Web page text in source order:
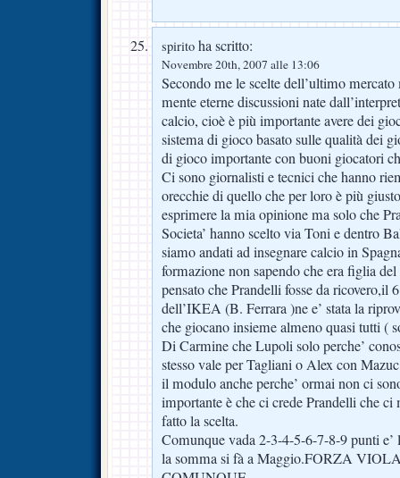
spirito ha scritto:
Novembre 20th, 2007 alle 13:06
Secondo me le scelte dell’ultimo
mente eterne discussioni nate
calcio, cioè è più importante avere dei
sistema di gioco basato sulle qualità dei
di gioco importante con buoni giocatori
Ci sono giornalisti e tecnici che hanno
orecchie di quello che per loro è più
esprimere la mia opinione ma solo che
Societa’ hanno scelto via Toni e dentro
siamo andati ad insegnare calcio in
formazione non sapendo che era figlia
pensato che Prandelli fosse da ricovero,il
dell’IKEA (B. Ferrara )ne e’ stata la
che giocano insieme almeno quasi tutti (
Di Carmine che Lupoli solo perche’
stesso vale per Tagliani o Alex con
il modulo anche perche’ ormai non ci
importante è che ci crede Prandelli che ci
fatto la scelta.
Comunque vada 2-3-4-5-6-7-8-9 punti
la somma si fà a Maggio.FORZA